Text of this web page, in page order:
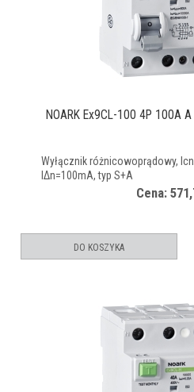
NOARK Ex9CL-100 4P 100A
Wyłącznik różnicowoprądowy,
IΔn=100mA, typ S+A
Cena:
DO KOSZYKA